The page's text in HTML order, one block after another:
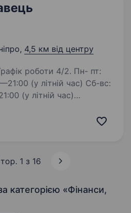
4,5 км від центру
(у літній час)
1 з 16
категорією «Фінанси,